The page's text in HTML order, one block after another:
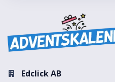
Edclick AB